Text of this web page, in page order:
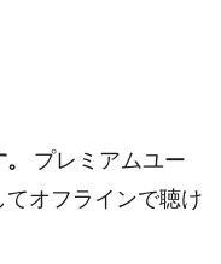
プレミアムユー
オフラインで聴け